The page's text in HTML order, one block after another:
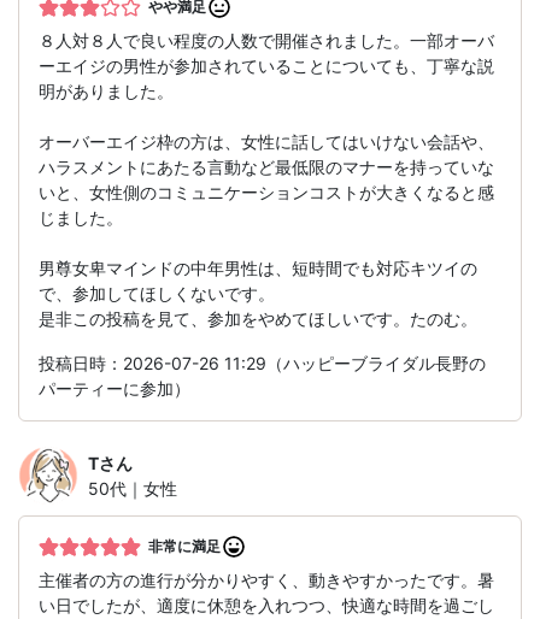
やや満足
８人対８人で良い程度の人数で開催されました。一部オーバ
ーエイジの男性が参加されていることについても、丁寧な説
明がありました。
オーバーエイジ枠の方は、女性に話してはいけない会話や、
ハラスメントにあたる言動など最低限のマナーを持っていな
いと、女性側のコミュニケーションコストが大きくなると感
じました。
男尊女卑マインドの中年男性は、短時間でも対応キツイの
で、参加してほしくないです。
是非この投稿を見て、参加をやめてほしいです。たのむ。
投稿日時：2026-07-26 11:29（ハッピーブライダル長野の
パーティーに参加）
Tさん
50代｜女性
非常に満足
主催者の方の進行が分かりやすく、動きやすかったです。暑
い日でしたが、適度に休憩を入れつつ、快適な時間を過ごし